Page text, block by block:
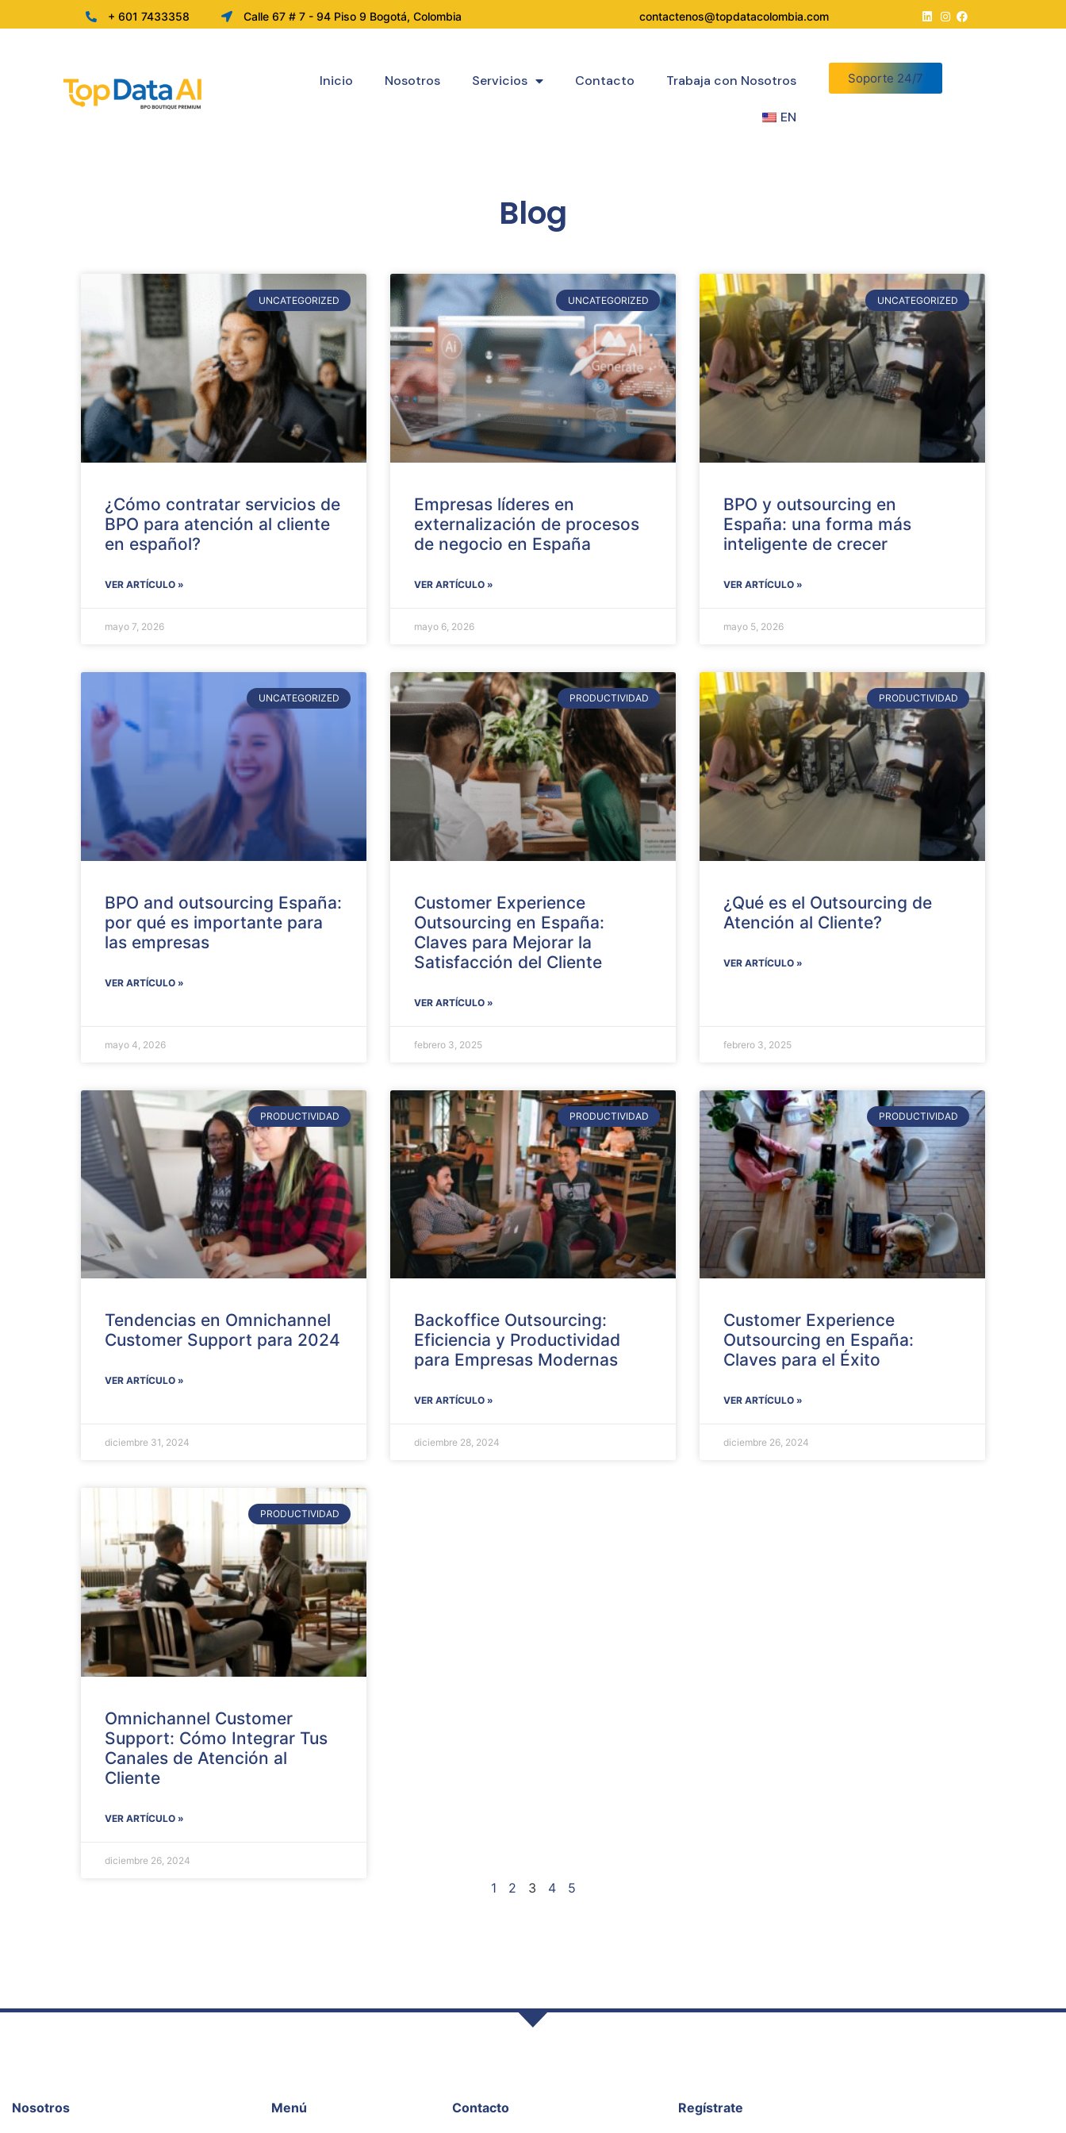
+ 601 7433358 Calle 67 # 7 - 94 Piso 9 Bogotá, Colombia contactenos@topdatacolombia.com
Inicio Nosotros Servicios Contacto Trabaja con Nosotros
EN
Soporte 24/7
Blog
UNCATEGORIZED
¿Cómo contratar servicios de
BPO para atención al cliente
en español?
VER ARTÍCULO »
mayo 7, 2026
UNCATEGORIZED
Empresas líderes en
externalización de procesos
de negocio en España
VER ARTÍCULO »
mayo 6, 2026
UNCATEGORIZED
BPO y outsourcing en
España: una forma más
inteligente de crecer
VER ARTÍCULO »
mayo 5, 2026
UNCATEGORIZED
BPO and outsourcing España:
por qué es importante para
las empresas
VER ARTÍCULO »
mayo 4, 2026
PRODUCTIVIDAD
Customer Experience
Outsourcing en España:
Claves para Mejorar la
Satisfacción del Cliente
VER ARTÍCULO »
febrero 3, 2025
PRODUCTIVIDAD
¿Qué es el Outsourcing de
Atención al Cliente?
VER ARTÍCULO »
febrero 3, 2025
PRODUCTIVIDAD
Tendencias en Omnichannel
Customer Support para 2024
VER ARTÍCULO »
diciembre 31, 2024
PRODUCTIVIDAD
Backoffice Outsourcing:
Eficiencia y Productividad
para Empresas Modernas
VER ARTÍCULO »
diciembre 28, 2024
PRODUCTIVIDAD
Customer Experience
Outsourcing en España:
Claves para el Éxito
VER ARTÍCULO »
diciembre 26, 2024
PRODUCTIVIDAD
Omnichannel Customer
Support: Cómo Integrar Tus
Canales de Atención al
Cliente
VER ARTÍCULO »
diciembre 26, 2024
1 2 3 4 5
Nosotros Menú Contacto Regístrate